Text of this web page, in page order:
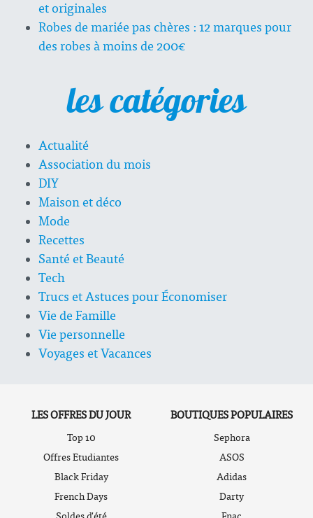
et originales
Robes de mariée pas chères : 12 marques pour
des robes à moins de 200€
les catégories
Actualité
Association du mois
DIY
Maison et déco
Mode
Recettes
Santé et Beauté
Tech
Trucs et Astuces pour Économiser
Vie de Famille
Vie personnelle
Voyages et Vacances
LES OFFRES DU JOUR
Top 10
Offres Etudiantes
Black Friday
French Days
BOUTIQUES POPULAIRES
Sephora
ASOS
Adidas
Darty